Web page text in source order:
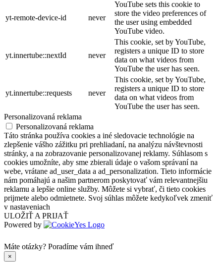
yt-remote-device-id never
YouTube sets this cookie to
store the video preferences of
the user using embedded
YouTube video.
yt.innertube::nextId never
This cookie, set by YouTube,
registers a unique ID to store
data on what videos from
YouTube the user has seen.
yt.innertube::requests never
This cookie, set by YouTube,
registers a unique ID to store
data on what videos from
YouTube the user has seen.
Personalizovaná reklama
Personalizovaná reklama
Táto stránka používa cookies a iné sledovacie technológie na
zlepšenie vášho zážitku pri prehliadaní, na analýzu návštevnosti
stránky, a na zobrazovanie personalizovanej reklamy. Súhlasom s
cookies umožníte, aby sme zbierali údaje o vašom správaní na
webe, vrátane ad_user_data a ad_personalization. Tieto informácie
nám pomáhajú a našim partnerom poskytovať vám relevantnejšiu
reklamu a lepšie online služby. Môžete si vybrať, či tieto cookies
prijmete alebo odmietnete. Svoj súhlas môžete kedykoľvek zmeniť
v nastaveniach
ULOŽIŤ A PRIJAŤ
Powered by
Máte otázky? Poradíme vám ihneď
×